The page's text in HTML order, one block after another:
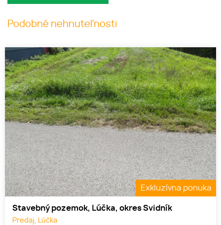
Podobné nehnuteľnosti
Exkluzívna ponuka
Stavebný pozemok, Lúčka, okres Svidník
Predaj, Lúčka